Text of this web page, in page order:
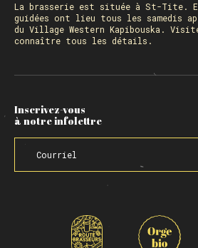
La brasserie est située à St-Tite.
guidées ont lieu tous les samedis
du Village Western Kapibouska.
connaître tous les détails.
Inscrivez-vous
à notre infolettre